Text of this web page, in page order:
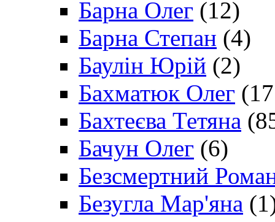
Барна Олег (12)
Барна Степан (4)
Баулін Юрій (2)
Бахматюк Олег
Бахтеєва Тетяна
Бачун Олег (6)
Безсмертний
Безугла Мар'яна